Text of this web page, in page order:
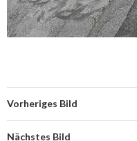
Vorheriges Bild
Nächstes Bild